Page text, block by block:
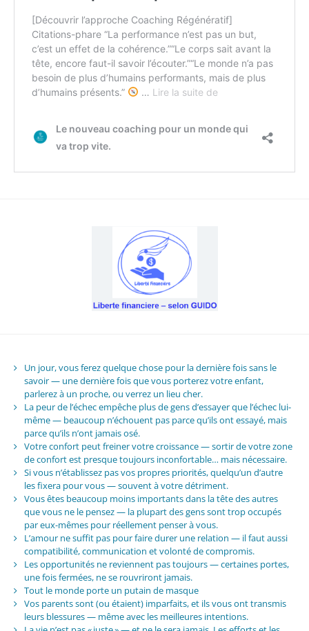
Un jour, vous ferez quelque chose pour la dernière fois sans le
savoir — une dernière fois que vous porterez votre enfant,
parlerez à un proche, ou verrez un lieu cher.
La peur de l’échec empêche plus de gens d’essayer que l’échec lui-
même — beaucoup n’échouent pas parce qu’ils ont essayé, mais
parce qu’ils n’ont jamais osé.
Votre confort peut freiner votre croissance — sortir de votre zone
de confort est presque toujours inconfortable… mais nécessaire.
Si vous n’établissez pas vos propres priorités, quelqu’un d’autre
les fixera pour vous — souvent à votre détriment.
Vous êtes beaucoup moins importants dans la tête des autres
que vous ne le pensez — la plupart des gens sont trop occupés
par eux-mêmes pour réellement penser à vous.
L’amour ne suffit pas pour faire durer une relation — il faut aussi
compatibilité, communication et volonté de compromis.
Les opportunités ne reviennent pas toujours — certaines portes,
une fois fermées, ne se rouvriront jamais.
Tout le monde porte un putain de masque
Vos parents sont (ou étaient) imparfaits, et ils vous ont transmis
leurs blessures — même avec les meilleures intentions.